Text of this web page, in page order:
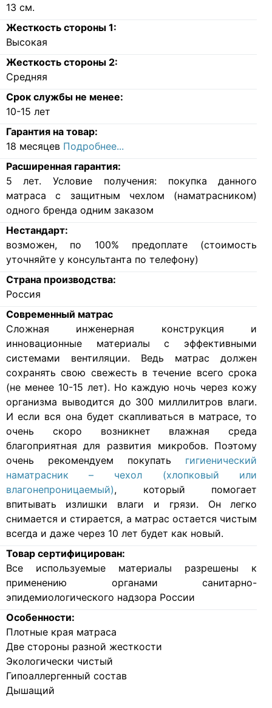
13 см.
Жесткость стороны 1:
Высокая
Жесткость стороны 2:
Средняя
Срок службы не менее:
10-15 лет
Гарантия на товар:
18 месяцев Подробнее...
Расширенная гарантия:
5 лет. Условие получения: покупка данного
матраса с защитным чехлом (наматрасником)
одного бренда одним заказом
Нестандарт:
возможен, по 100% предоплате (стоимость
уточняйте у консультанта по телефону)
Страна производства:
Россия
Современный матрас
Cложная инженерная конструкция и
инновационные материалы с эффективными
системами вентиляции. Ведь матрас должен
сохранять свою свежесть в течение всего срока
(не менее 10-15 лет). Но каждую ночь через кожу
организма выводится до 300 миллилитров влаги.
И если вся она будет скапливаться в матрасе, то
очень скоро возникнет влажная среда
благоприятная для развития микробов. Поэтому
очень рекомендуем покупать гигиенический
наматрасник – чехол (хлопковый или
влагонепроницаемый), который помогает
впитывать излишки влаги и грязи. Он легко
снимается и стирается, а матрас остается чистым
всегда и даже через 10 лет будет как новый.
Товар сертифицирован:
Все используемые материалы разрешены к
применению органами санитарно-
эпидемиологического надзора России
Особенности:
Плотные края матраса
Две стороны разной жесткости
Экологически чистый
Гипоаллергенный состав
Дышащий